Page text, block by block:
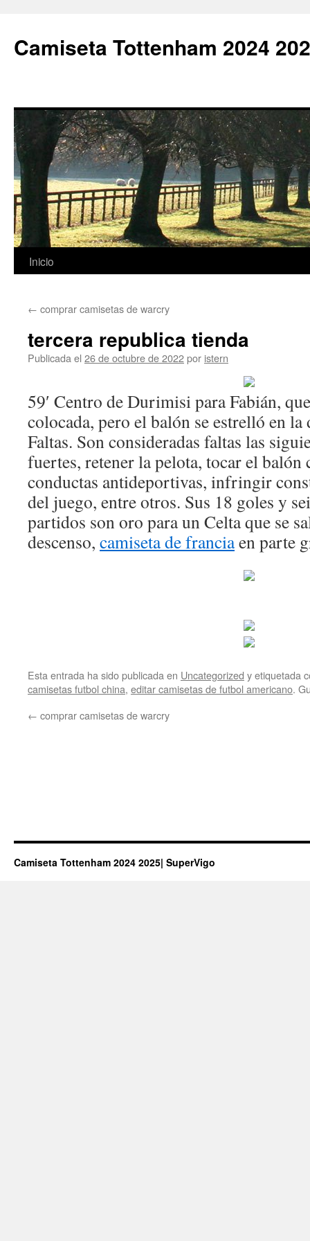
Camiseta Tottenham 2024
Saltar
contenido
Inicio
← comprar camisetas de warcry
tercera republica tienda
Publicada el 26 de octubre de 2022por istern
59′ Centro de Durimisi para Fabián,
colocada, pero el balón se estrelló en la
Faltas. Son consideradas faltas las
fuertes, retener la pelota, tocar el balón
conductas antideportivas, infringir
del juego, entre otros. Sus 18 goles y
partidos son oro para un Celta que se
descenso, camiseta de franciaen parte
Esta entrada ha sido publicada en Uncategorized y etiquetada
camisetas futbol china, editar camisetas de futbol americano.
← comprar camisetas de warcry
Camiseta Tottenham 2024 2025| SuperVigo